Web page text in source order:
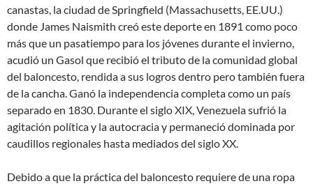
canastas, la ciudad de Springfield (Massachusetts, EE.UU.)
donde James Naismith creó este deporte en 1891 como poco
más que un pasatiempo para los jóvenes durante el invierno,
acudió un Gasol que recibió el tributo de la comunidad global
del baloncesto, rendida a sus logros dentro pero también fuera
de la cancha. Ganó la independencia completa como un país
separado en 1830. Durante el siglo XIX, Venezuela sufrió la
agitación política y la autocracia y permaneció dominada por
caudillos regionales hasta mediados del siglo XX.
Debido a que la práctica del baloncesto requiere de una ropa